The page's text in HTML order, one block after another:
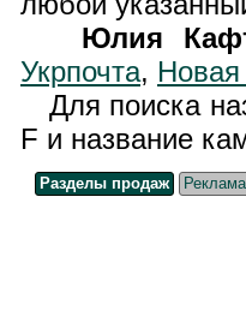
Юлия
Укрпочта, Новая
Для поиска
F и название
Разделы продаж Реклама